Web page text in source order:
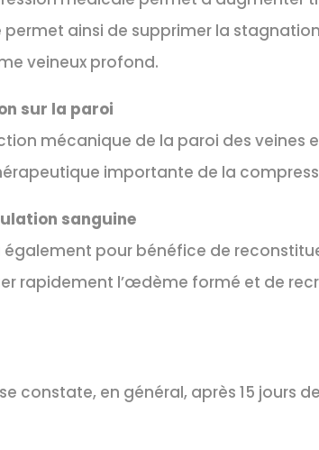
ainsi de supprimer la
veineux profond.
sur la paroi
mécanique de la paroi des veines
importante de la
sanguine
pour bénéfice de
rapidement l’œdème formé et de
constate, en général, après 15 jours